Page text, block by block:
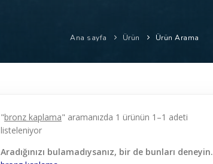
Ana sayfa Ürün Ürün Arama
"bronz kaplama" aramanızda 1 ürünün 1–1 adeti
listeleniyor
Aradığınızı bulamadıysanız, bir de bunları deneyin.